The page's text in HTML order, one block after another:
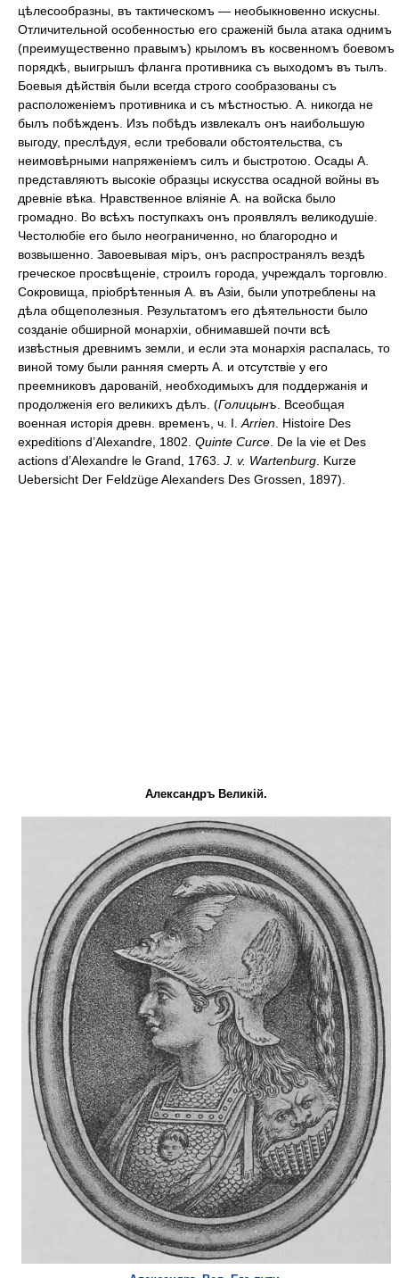
цѣлесообразны, въ тактическомъ — необыкновенно искусны.
Отличительной особенностью его сраженій была атака однимъ
(преимущественно правымъ) крыломъ въ косвенномъ боевомъ
порядкѣ, выигрышъ фланга противника съ выходомъ въ тылъ.
Боевыя дѣйствія были всегда строго сообразованы съ
расположеніемъ противника и съ мѣстностью. А. никогда не
былъ побѣжденъ. Изъ побѣдъ извлекалъ онъ наибольшую
выгоду, преслѣдуя, если требовали обстоятельства, съ
неимовѣрными напряженіемъ силъ и быстротою. Осады А.
представляютъ высокіе образцы искусства осадной войны въ
древніе вѣка. Нравственное вліяніе А. на войска было
громадно. Во всѣхъ поступкахъ онъ проявлялъ великодушіе.
Честолюбіе его было неограниченно, но благородно и
возвышенно. Завоевывая міръ, онъ распространялъ вездѣ
греческое просвѣщеніе, строилъ города, учреждалъ торговлю.
Сокровища, пріобрѣтенныя А. въ Азіи, были употреблены на
дѣла общеполезныя. Результатомъ его дѣятельности было
созданіе обширной монархіи, обнимавшей почти всѣ
извѣстныя древнимъ земли, и если эта монархія распалась, то
виной тому были ранняя смерть А. и отсутствіе у его
преемниковъ дарованій, необходимыхъ для поддержанія и
продолженія его великихъ дѣлъ. (Голицынъ . Всеобщая
военная исторія древн. временъ, ч. I. Arrien . Histoire Des
expeditions d’Alexandre, 1802. Quinte Curce . De la vie et Des
actions d’Alexandre le Grand, 1763. J. v. Wartenburg . Kurze
Uebersicht Der Feldzüge Alexanders Des Grossen, 1897).
Александръ Великій.